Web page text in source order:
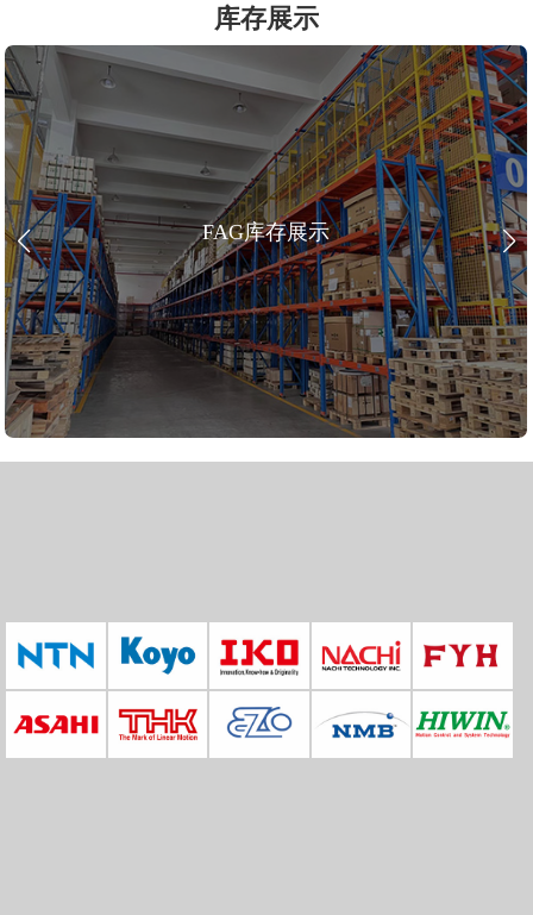
库存展示
FAG库存展示